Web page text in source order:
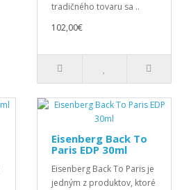
tradičného tovaru sa ..
102,00€
Eisenberg Back To
Paris EDP 30ml
Eisenberg Back To Paris je
jedným z produktov, ktoré